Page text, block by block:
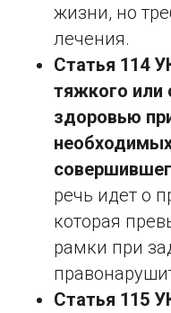
жизни, но
лечения.
Статья 114
тяжкого или
здоровью
речь идет о
которая
рамки при
Статья 115